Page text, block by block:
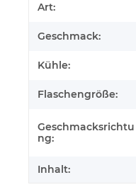
Art:
Geschmack:
Kühle:
Flaschengröße:
Geschmacksrichtu
ng:
Inhalt: